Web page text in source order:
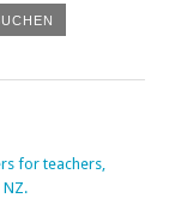
for teachers,